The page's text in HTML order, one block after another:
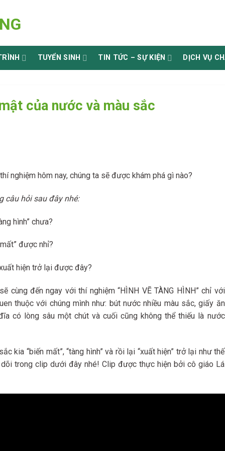
TUYỂN SINH TIN TỨC – SỰ KIỆN DỊCH VỤ
của nước và màu sắc
nghiệm hôm nay, chúng ta sẽ được khám phá gì nào?
câu hỏi sau đây nhé:
hình” chưa?
được nhỉ?
hiện trở lại được đây?
cùng đến ngay với thí nghiệm “HÌNH VẼ TÀNG HÌNH” chỉ với
thuộc với chúng mình như: bút nước nhiều màu sắc, giấy ăn
có lòng sâu một chút và cuối cũng không thể thiếu là nước
kia “biến mất”, “tàng hình” và rồi lại “xuất hiện” trở lại như thế
trong clip dưới đây nhé! Clip được thực hiện bởi cô giáo Lá